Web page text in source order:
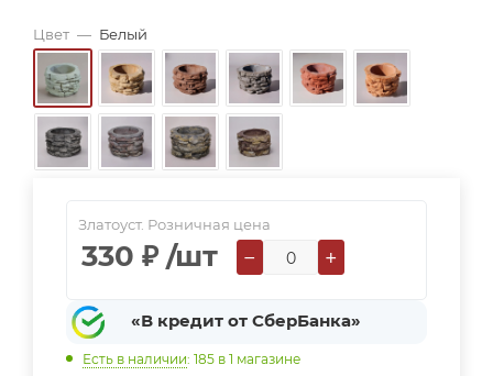
Цвет — Белый
Златоуст. Розничная цена
330 ₽ /шт − +
«В кредит от СберБанка»
Есть в наличии: 185 в 1 магазине